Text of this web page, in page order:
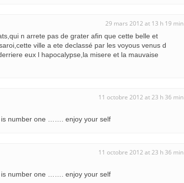
29 mars 2012 at 13 h 19 min
n arrete pas de grater afin que cette belle et
ville a ete declassé par les voyous venus d
eux l hapocalypse,la misere et la mauvaise
11 octobre 2012 at 23 h 36 min
is number one ……. enjoy your self
11 octobre 2012 at 23 h 36 min
is number one ……. enjoy your self